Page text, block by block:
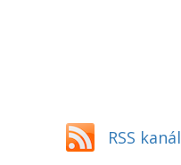
RSS kanál